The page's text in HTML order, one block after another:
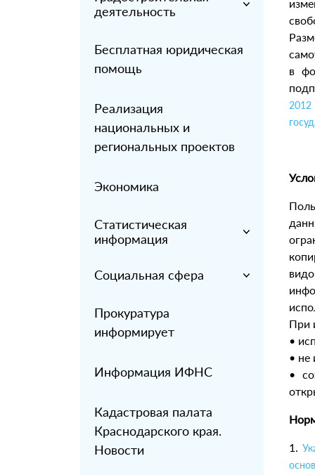
деятельность
Бесплатная юридическая
помощь
Реализация
национальных и
региональных проектов
Экономика
Статистическая
информация
Социальная сфера
Прокуратура
информирует
Информация ИФНС
Кадастровая палата
Краснодарского края.
Новости
в
При
•
• не
•
1.